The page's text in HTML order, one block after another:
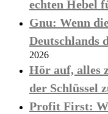
echten Hebel
Gnu: Wenn
Deutschlands
2026
Hör auf, alles
der Schlüssel
Profit First: